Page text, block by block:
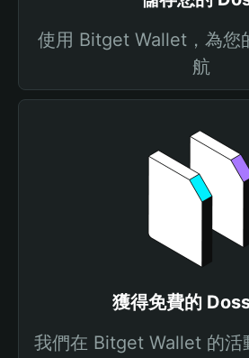
使用 Bitget Wallet，為您
航
獲得免費的
我們在 Bitget Wallet 的活